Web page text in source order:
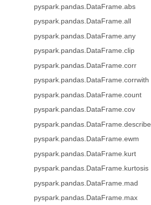
pyspark.pandas.DataFrame.abs
pyspark.pandas.DataFrame.all
pyspark.pandas.DataFrame.any
pyspark.pandas.DataFrame.clip
pyspark.pandas.DataFrame.corr
pyspark.pandas.DataFrame.corrwith
pyspark.pandas.DataFrame.count
pyspark.pandas.DataFrame.cov
pyspark.pandas.DataFrame.describe
pyspark.pandas.DataFrame.ewm
pyspark.pandas.DataFrame.kurt
pyspark.pandas.DataFrame.kurtosis
pyspark.pandas.DataFrame.mad
pyspark.pandas.DataFrame.max